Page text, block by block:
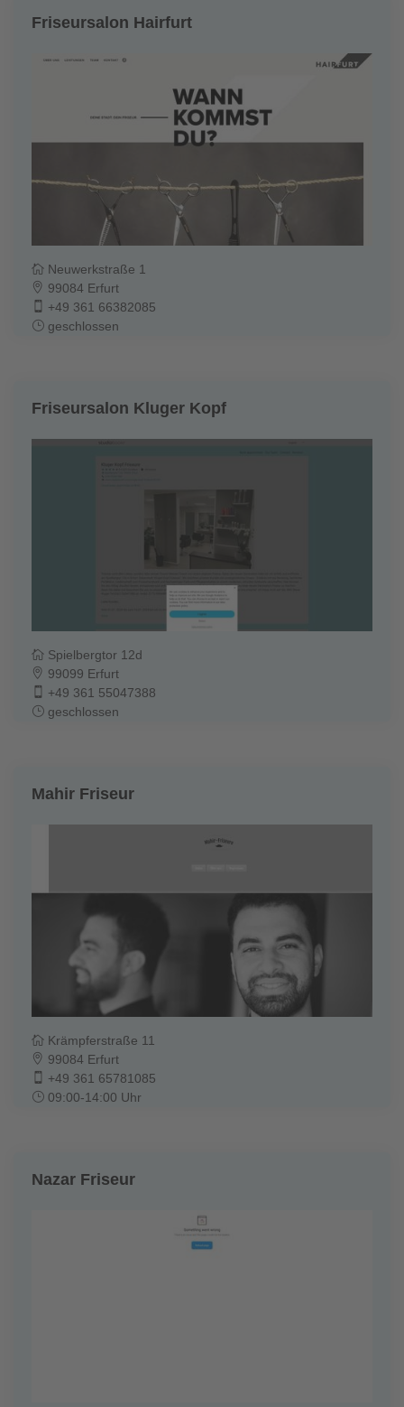
Friseursalon Hairfurt
Neuwerkstraße 1
99084 Erfurt
+49 361 66382085
geschlossen
Friseursalon Kluger Kopf
Spielbergtor 12d
99099 Erfurt
+49 361 55047388
geschlossen
Mahir Friseur
Krämpferstraße 11
99084 Erfurt
+49 361 65781085
09:00-14:00 Uhr
Nazar Friseur